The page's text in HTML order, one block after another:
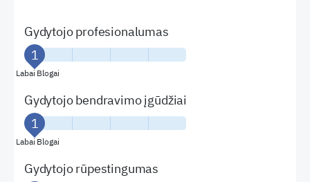
Gydytojo profesionalumas
Labai Blogai
Gydytojo bendravimo įgūdžiai
Labai Blogai
Gydytojo rūpestingumas